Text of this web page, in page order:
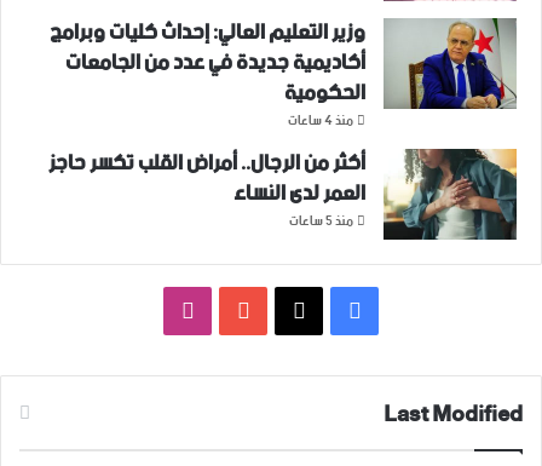
وزير التعليم العالي: إحداث كليات وبرامج
أكاديمية جديدة في عدد من الجامعات
الحكومية
منذ 4 ساعات
أكثر من الرجال.. أمراض القلب تكسر حاجز
العمر لدى النساء
منذ 5 ساعات
فيسبوك ‫YouTube
Last Modified